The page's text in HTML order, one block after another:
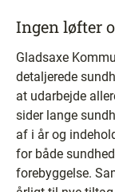
Ingen løfter
Gladsaxe
detaljerede
at udarbejde
sider lange
af i år og
for både
forebyggelse.